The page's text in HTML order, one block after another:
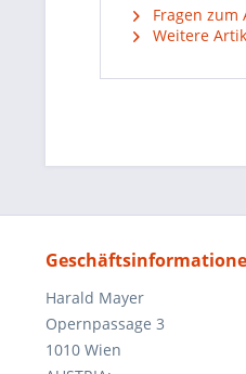
Fragen zum
Weitere
Harald Mayer
Opernpassage 3
1010 Wien